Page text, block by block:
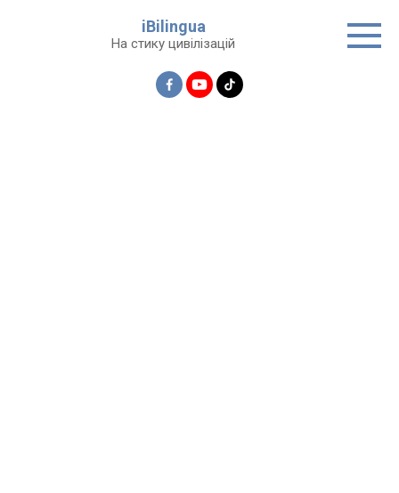
iBilingua
На стику цивілізацій